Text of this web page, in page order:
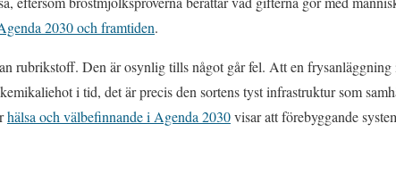
2030 och framtiden.
rubrikstoff. Den är osynlig tills något går fel. Att en
i tid, det är precis den sortens tyst infrastruktur som
hälsa och välbefinnande i Agenda 2030visar att förebyggande